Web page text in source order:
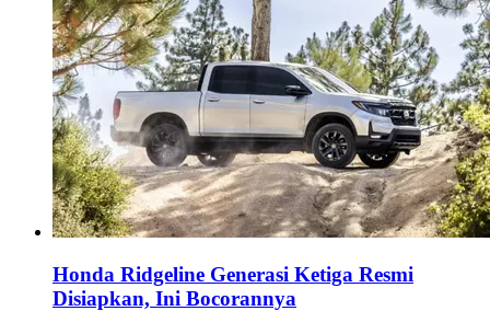
Honda Ridgeline Generasi Ketiga Resmi
Disiapkan, Ini Bocorannya